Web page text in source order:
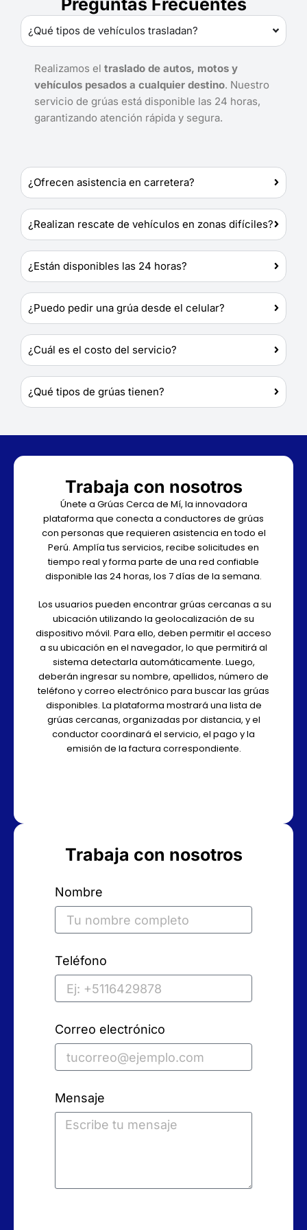
¿Qué tipos de vehículos trasladan?
Realizamos el traslado de autos, motos y
vehículos pesados a cualquier destino. Nuestro
servicio de grúas está disponible las 24 horas,
garantizando atención rápida y segura.
¿Ofrecen asistencia en carretera?
¿Realizan rescate de vehículos en zonas difíciles?
¿Están disponibles las 24 horas?
¿Puedo pedir una grúa desde el celular?
¿Cuál es el costo del servicio?
¿Qué tipos de grúas tienen?
Trabaja con nosotros
Únete a Grúas Cerca de Mí, la innovadora
plataforma que conecta a conductores de grúas
con personas que requieren asistencia en todo el
Perú. Amplía tus servicios, recibe solicitudes en
tiempo real y forma parte de una red confiable
disponible las 24 horas, los 7 días de la semana.
Los usuarios pueden encontrar grúas cercanas a su
ubicación utilizando la geolocalización de su
dispositivo móvil. Para ello, deben permitir el acceso
a su ubicación en el navegador, lo que permitirá al
sistema detectarla automáticamente. Luego,
deberán ingresar su nombre, apellidos, número de
teléfono y correo electrónico para buscar las grúas
disponibles. La plataforma mostrará una lista de
grúas cercanas, organizadas por distancia, y el
conductor coordinará el servicio, el pago y la
emisión de la factura correspondiente.
Trabaja con nosotros
Nombre
Teléfono
Correo electrónico
Mensaje